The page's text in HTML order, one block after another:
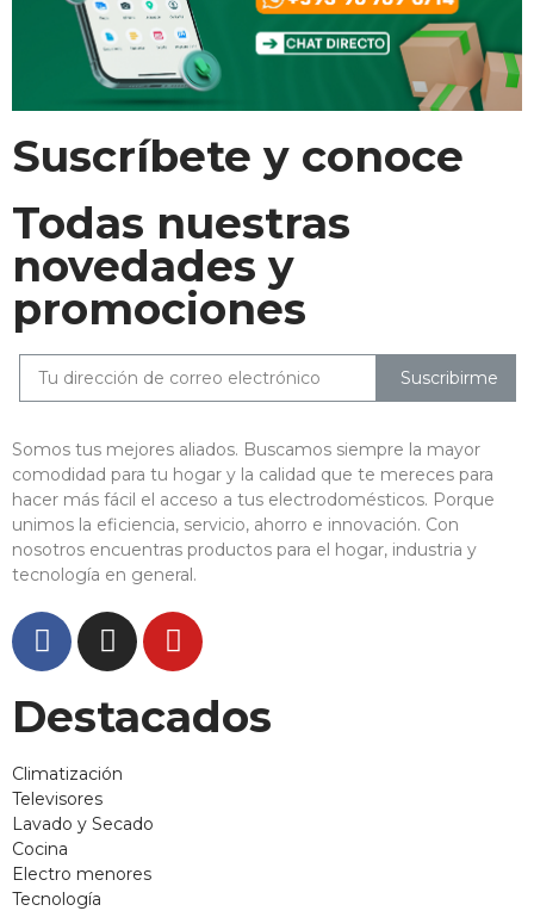
Suscríbete y conoce
Todas nuestras
novedades y
promociones
Suscribirme
Somos tus mejores aliados. Buscamos siempre la mayor
comodidad para tu hogar y la calidad que te mereces para
hacer más fácil el acceso a tus electrodomésticos. Porque
unimos la eficiencia, servicio, ahorro e innovación. Con
nosotros encuentras productos para el hogar, industria y
tecnología en general.
Destacados
Climatización
Televisores
Lavado y Secado
Cocina
Electro menores
Tecnología